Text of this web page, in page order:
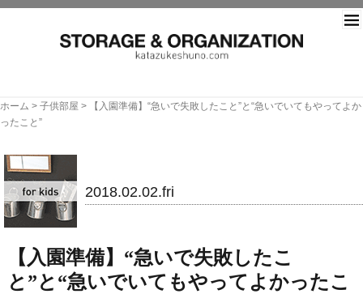
ホーム > 子供部屋 >
【入園準備】“急いで失敗したこと”と“急いでいてもやってよか
ったこと”
2018.02.02.fri
【入園準備】“急いで失敗したこ
と”と“急いでいてもやってよかったこ